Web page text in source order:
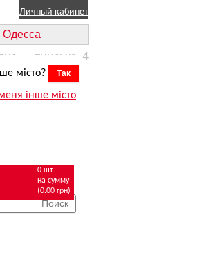
Личный кабинет
місто? Так
інше місто
4
(067) 623 11 15
0 шт.
на сумму
(0.00 грн)